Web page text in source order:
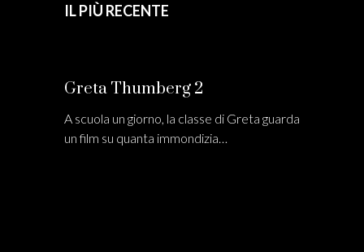
IL PIÙ RECENTE
Greta Thumberg 2
A scuola un giorno, la classe di Greta guarda
un film su quanta immondizia…